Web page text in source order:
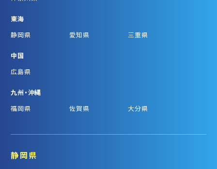
東海
静岡県
愛知県 三重県
中国
広島県
九州・沖縄
福岡県
佐賀県 大分県
静岡県